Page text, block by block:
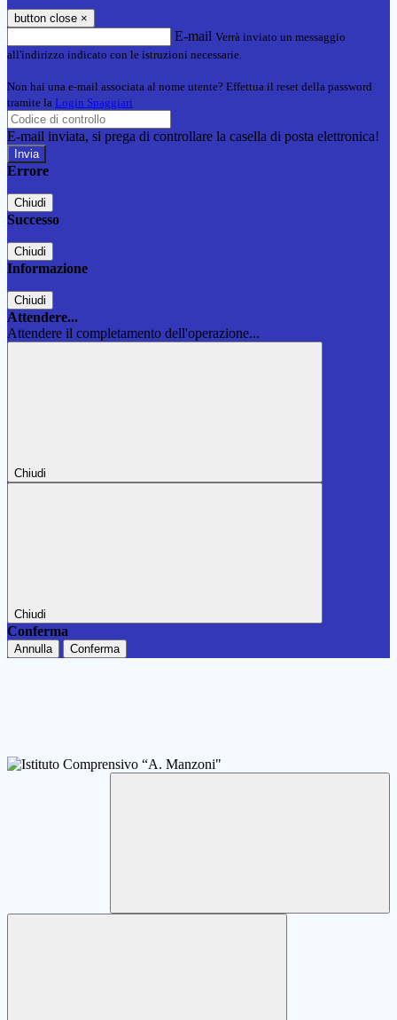
button close ×
E-mail Verrà inviato un messaggio
all'indirizzo indicato con le istruzioni necessarie.
Non hai una e-mail associata al nome utente? Effettua il reset della password
tramite la Login Spaggiari
E-mail inviata, si prega di controllare la casella di posta elettronica!
Errore
Chiudi
Successo
Chiudi
Informazione
Chiudi
Attendere...
Attendere il completamento dell'operazione...
Chiudi
Chiudi
Conferma
Annulla Conferma